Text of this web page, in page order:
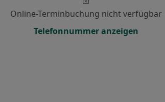
Online-Terminbuchung nicht verfügbar
Telefonnummer anzeigen